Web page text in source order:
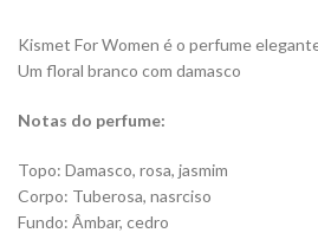
Kismet For Women é o perfume
Um floral branco com damasco
Notas do perfume:
Topo: Damasco, rosa, jasmim
Corpo: Tuberosa, nasrciso
Fundo: Âmbar, cedro